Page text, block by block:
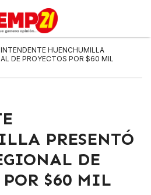
INTENDENTE HUENCHUMILLA
DE PROYECTOS POR $60 MIL
PRESENTÓ
DE
POR $60 MIL